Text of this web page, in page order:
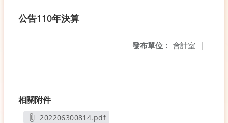
公告110年決算
發布單位： 會計室 |
相關附件
202206300814.pdf